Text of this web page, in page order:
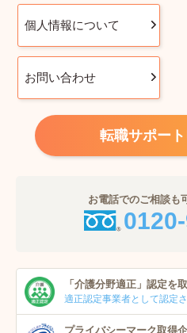
個人情報について
お問い合わせ
転職サポー
お電話でのご相談も
「介護分野適正」 認定を
適正認定事業者として認定
プライバシーマーク取得